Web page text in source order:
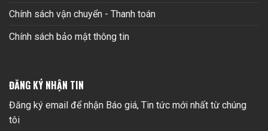
Chính sách vận chuyển - Thanh toán
Chính sách bảo mật thông tin
ĐĂNG KÝ NHẬN TIN
Đăng ký email để nhận Báo giá, Tin tức mới nhất từ chúng
tôi